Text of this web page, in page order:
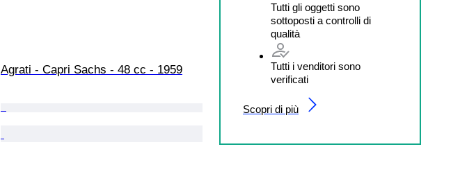
Tutti gli oggetti sono
sottoposti a controlli di
qualità
Tutti i venditori sono
verificati
Scopri di più
Agrati - Capri Sachs - 48 cc - 1959